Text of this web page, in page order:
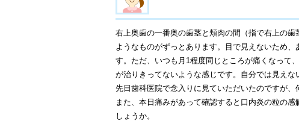
右上奥歯の一番奥の歯茎と頬肉の間（指で右上の
ようなものがずっとあります。目で見えないため
す。ただ、いつも月1程度同じところが痛くなって
が治りきってないような感じです。自分では見えな
先日歯科医院で念入りに見ていただいたのですが、
また、本日痛みがあって確認すると口内炎の粒の
しょうか。